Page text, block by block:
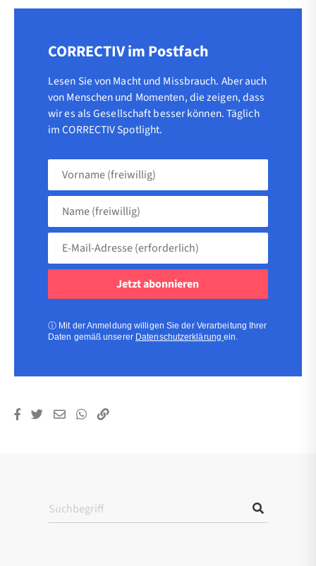
CORRECTIV im Postfach
Lesen Sie von Macht und Missbrauch. Aber auch
von Menschen und Momenten, die zeigen, dass
wir es als Gesellschaft besser können. Täglich
im CORRECTIV Spotlight.
Vorname
Name
(freiwillig)
Adresse
ⓘ Mit der Anmeldung willigen Sie der Verarbeitung Ihrer
Daten gemäß unserer Datenschutzerklärungein.